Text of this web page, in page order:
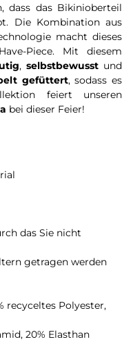
dass das Bikinioberteil
Die Kombination aus
macht dieses
Piece. Mit diesem
,selbstbewusst und
gefüttert, sodass es
feiert unseren
bei dieser Feier!
das Sie nicht
getragen werden
recyceltes Polyester,
20% Elasthan